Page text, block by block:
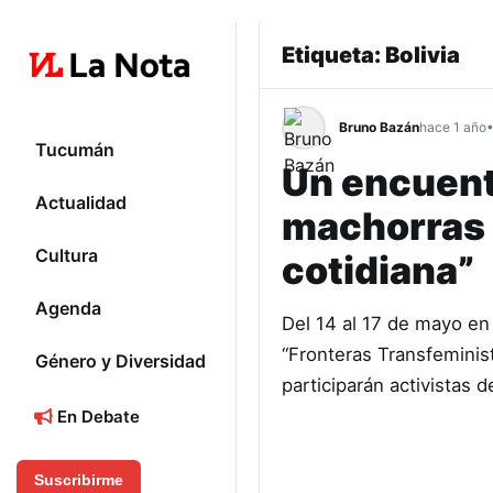
Tucumán
Actualidad
Cultura
Agenda
Género y Diversidad
En Debate
Suscribirme
Etiqueta: Bolivia
Bruno Bazánhace 1 año
Un
cotidiana”
Del 14 al 17 de mayo
“Fronteras
participarán activistas